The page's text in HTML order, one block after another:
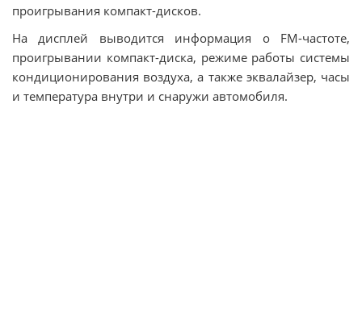
проигрывания компакт-дисков.
На дисплей выводится информация о FM-частоте,
проигрывании компакт-диска, режиме работы системы
кондиционирования воздуха, а также эквалайзер, часы
и температура внутри и снаружи автомобиля.